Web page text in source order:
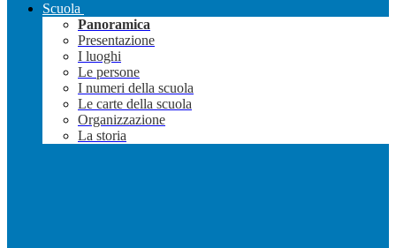
Scuola
Panoramica
Presentazione
I luoghi
Le persone
I numeri della scuola
Le carte della scuola
Organizzazione
La storia